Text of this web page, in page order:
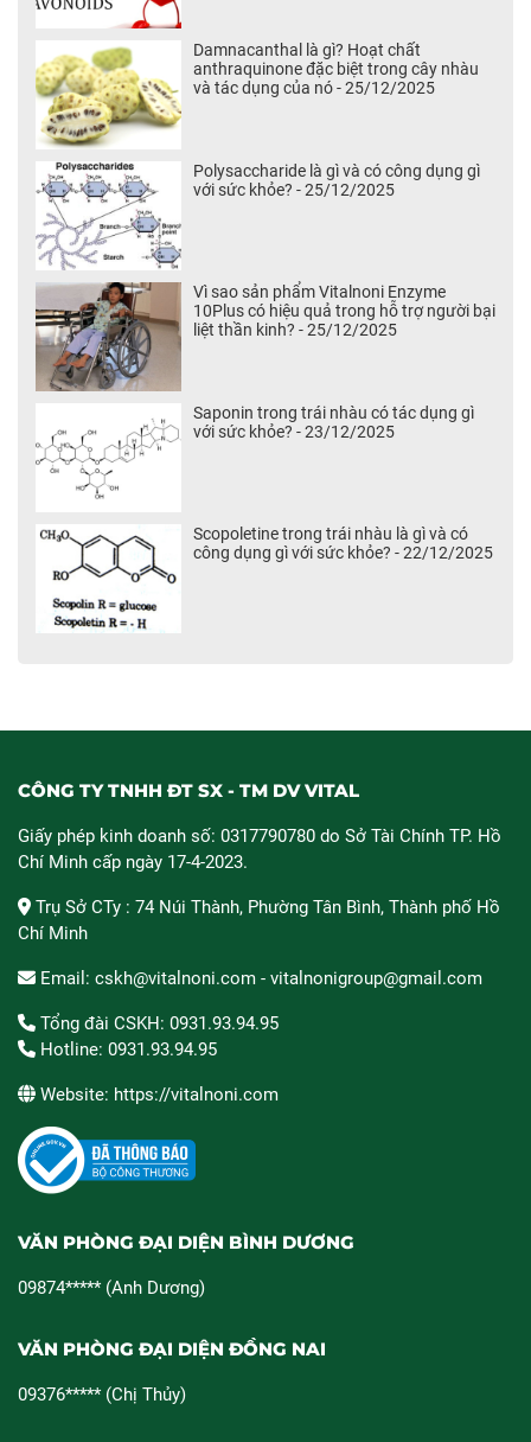
Damnacanthal là gì? Hoạt chất
anthraquinone đặc biệt trong cây nhàu
và tác dụng của nó - 25/12/2025
Polysaccharide là gì và có công dụng gì
với sức khỏe? - 25/12/2025
Vì sao sản phẩm Vitalnoni Enzyme
10Plus có hiệu quả trong hỗ trợ người bại
liệt thần kinh? - 25/12/2025
Saponin trong trái nhàu có tác dụng gì
với sức khỏe? - 23/12/2025
Scopoletine trong trái nhàu là gì và có
công dụng gì với sức khỏe? - 22/12/2025
CÔNG TY TNHH ĐT SX - TM DV VITAL
Giấy phép kinh doanh số: 0317790780 do Sở Tài Chính TP. Hồ
Chí Minh cấp ngày 17-4-2023.
Trụ Sở CTy : 74 Núi Thành, Phường Tân Bình, Thành phố Hồ
Chí Minh
Email: cskh@vitalnoni.com - vitalnonigroup@gmail.com
Tổng đài CSKH: 0931.93.94.95
Hotline: 0931.93.94.95
Website: https://vitalnoni.com
VĂN PHÒNG ĐẠI DIỆN BÌNH DƯƠNG
09874***** (Anh Dương)
VĂN PHÒNG ĐẠI DIỆN ĐỒNG NAI
09376***** (Chị Thủy)